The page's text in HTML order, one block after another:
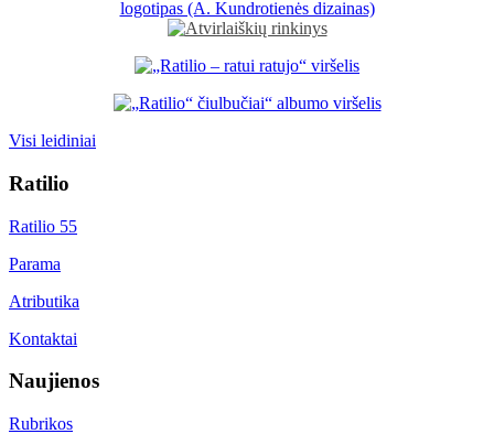
Visi leidiniai
Ratilio
Ratilio 55
Parama
Atributika
Kontaktai
Naujienos
Rubrikos